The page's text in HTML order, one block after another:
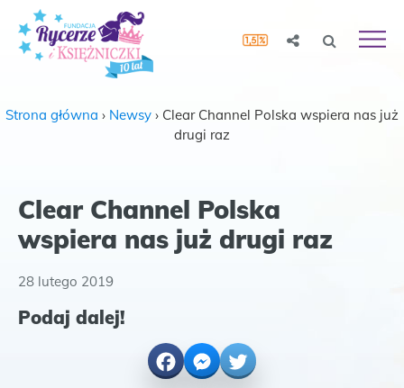
Strona główna › Newsy › Clear Channel Polska wspiera nas już
drugi raz
Clear Channel Polska
wspiera nas już drugi raz
28 lutego 2019
Podaj dalej!
FacebookMessenger
Twitter